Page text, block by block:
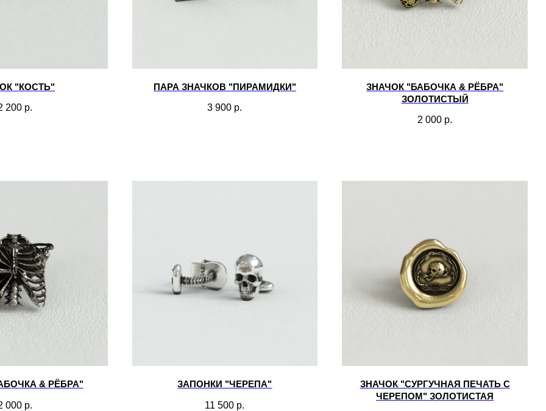
"КОСТЬ"
200 р.
ПАРА ЗНАЧКОВ "ПИРАМИДКИ"
3 900 р.
ЗНАЧОК "БАБОЧКА & РЁБРА"
ЗОЛОТИСТЫЙ
2 000 р.
& РЁБРА"
000 р.
ЗАПОНКИ "ЧЕРЕПА"
11 500 р.
ЗНАЧОК "СУРГУЧНАЯ ПЕЧАТЬ С
ЧЕРЕПОМ" ЗОЛОТИСТАЯ